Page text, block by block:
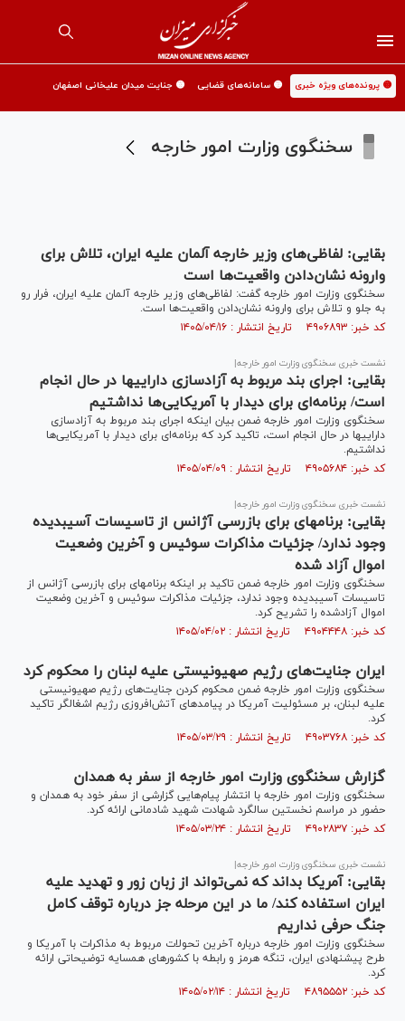
🟡 پرونده‌های ویژه خبری 🟡 سامانه‌های قضایی 🟡 جنایت میدان علیخانی اصفهان
سخنگوی وزارت امور خارجه
بقایی: لفاظی‌های وزیر خارجه آلمان علیه ایران، تلاش برای
وارونه نشان‌دادن واقعیت‌ها است
سخنگوی وزارت امور خارجه گفت: لفاظی‌های وزیر خارجه آلمان علیه ایران، فرار رو
به جلو و تلاش برای وارونه نشان‌دادن واقعیت‌ها است.
کد خبر: ۴۹۰۶۸۹۳ تاریخ انتشار : ۱۴۰۵/۰۴/۱۶
نشست خبری سخنگوی وزارت امور خارجه|
بقایی: اجرای بند مربوط به آزادسازی دارایی‎ها در حال انجام
است/ برنامه‌ای برای دیدار با آمریکایی‌ها نداشتیم
سخنگوی وزارت امور خارجه ضمن بیان اینکه اجرای بند مربوط به آزادسازی
دارایی‎ها در حال انجام است، تاکید کرد که برنامه‌ای برای دیدار با آمریکایی‌ها
نداشتیم.
کد خبر: ۴۹۰۵۶۸۴ تاریخ انتشار : ۱۴۰۵/۰۴/۰۹
نشست خبری سخنگوی وزارت امور خارجه|
بقایی: برنامه‎ای برای بازرسی آژانس از تاسیسات آسیب‎دیده
وجود ندارد/ جزئیات مذاکرات سوئیس و آخرین وضعیت
اموال آزاد شده
سخنگوی وزارت امور خارجه ضمن تاکید بر اینکه برنامه‎ای برای بازرسی آژانس از
تاسیسات آسیب‎دیده وجود ندارد، جزئیات مذاکرات سوئیس و آخرین وضعیت
اموال آزادشده را تشریح کرد.
کد خبر: ۴۹۰۴۴۴۸ تاریخ انتشار : ۱۴۰۵/۰۴/۰۲
ایران جنایت‌های رژیم صهیونیستی علیه لبنان را محکوم کرد
سخنگوی وزارت امور خارجه ضمن محکوم کردن جنایت‌های رژیم صهیونیستی
علیه لبنان، بر مسئولیت آمریکا در پیامد‌های آتش‌افروزی رژیم اشغالگر تاکید
کرد.
کد خبر: ۴۹۰۳۷۶۸ تاریخ انتشار : ۱۴۰۵/۰۳/۲۹
گزارش سخنگوی وزارت امور خارجه از سفر به همدان
سخنگوی وزارت امور خارجه با انتشار پیام‌هایی گزارشی از سفر خود به همدان و
حضور در مراسم نخستین سالگرد شهادت شهید شادمانی ارائه کرد.
کد خبر: ۴۹۰۲۸۳۷ تاریخ انتشار : ۱۴۰۵/۰۳/۲۴
نشست خبری سخنگوی وزارت امور خارجه|
بقایی: آمریکا بداند که نمی‌تواند از زبان زور و تهدید علیه
ایران استفاده کند/ ما در این مرحله جز درباره توقف کامل
جنگ حرفی نداریم
سخنگوی وزارت امور خارجه درباره آخرین تحولات مربوط به مذاکرات با آمریکا و
طرح پیشنهادی ایران، تنگه هرمز و رابطه با کشور‌های همسایه توضیحاتی ارائه
کرد.
کد خبر: ۴۸۹۵۵۵۲ تاریخ انتشار : ۱۴۰۵/۰۲/۱۴